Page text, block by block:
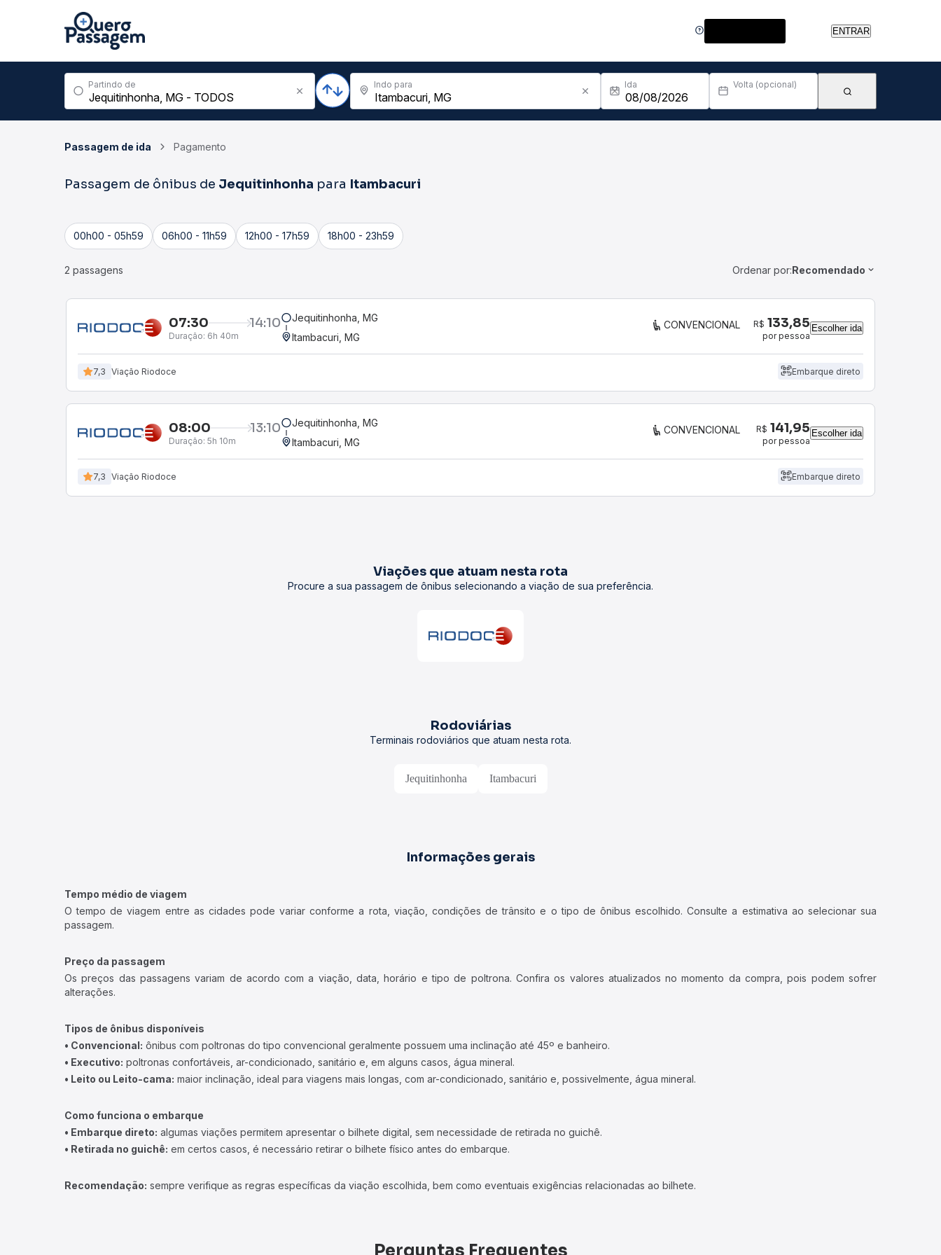
ENTRAR
Partindo de Indo para Ida Volta (opcional)
Passagem de ida Pagamento
Passagem de ônibus de Jequitinhonha para Itambacuri
00h00 - 05h59 06h00 - 11h59 12h00 - 17h59 18h00 - 23h59
2 passagens Ordenar por:Recomendado
07:30 14:10
Duração: 6h 40m
Jequitinhonha, MG
Itambacuri, MG
CONVENCIONAL R$ 133,85
por pessoa
Escolher ida
7,3 Viação Riodoce Embarque direto
08:00 13:10
Duração: 5h 10m
Jequitinhonha, MG
Itambacuri, MG
CONVENCIONAL R$ 141,95
por pessoa
Escolher ida
7,3 Viação Riodoce Embarque direto
Viações que atuam nesta rota
Procure a sua passagem de ônibus selecionando a viação de sua preferência.
Rodoviárias
Terminais rodoviários que atuam nesta rota.
Jequitinhonha Itambacuri
Informações gerais
Tempo médio de viagem
O tempo de viagem entre as cidades pode variar conforme a rota, viação, condições de trânsito e o tipo de ônibus escolhido. Consulte a estimativa ao selecionar sua
passagem.
Preço da passagem
Os preços das passagens variam de acordo com a viação, data, horário e tipo de poltrona. Confira os valores atualizados no momento da compra, pois podem sofrer
alterações.
Tipos de ônibus disponíveis
• Convencional: ônibus com poltronas do tipo convencional geralmente possuem uma inclinação até 45º e banheiro.
• Executivo: poltronas confortáveis, ar-condicionado, sanitário e, em alguns casos, água mineral.
• Leito ou Leito-cama: maior inclinação, ideal para viagens mais longas, com ar-condicionado, sanitário e, possivelmente, água mineral.
Como funciona o embarque
• Embarque direto: algumas viações permitem apresentar o bilhete digital, sem necessidade de retirada no guichê.
• Retirada no guichê: em certos casos, é necessário retirar o bilhete físico antes do embarque.
Recomendação: sempre verifique as regras específicas da viação escolhida, bem como eventuais exigências relacionadas ao bilhete.
Perguntas Frequentes